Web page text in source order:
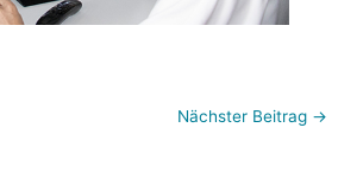
Nächster Beitrag →